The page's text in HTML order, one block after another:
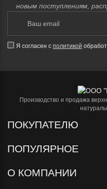
новым поступлениям,
Я согласен с политикой
Производство и продажа
ПОКУПАТЕЛЮ
ПОПУЛЯРНОЕ
О КОМПАНИИ